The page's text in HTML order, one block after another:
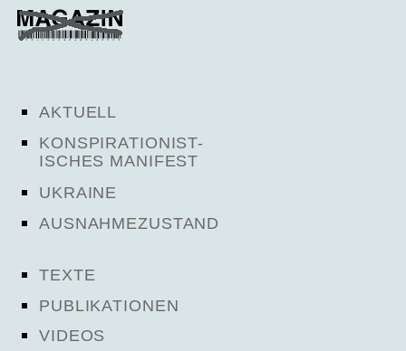
AKTUELL
KONSPIRATIONIST-
ISCHES MANIFEST
UKRAINE
AUSNAHMEZUSTAND
TEXTE
PUBLIKATIONEN
VIDEOS